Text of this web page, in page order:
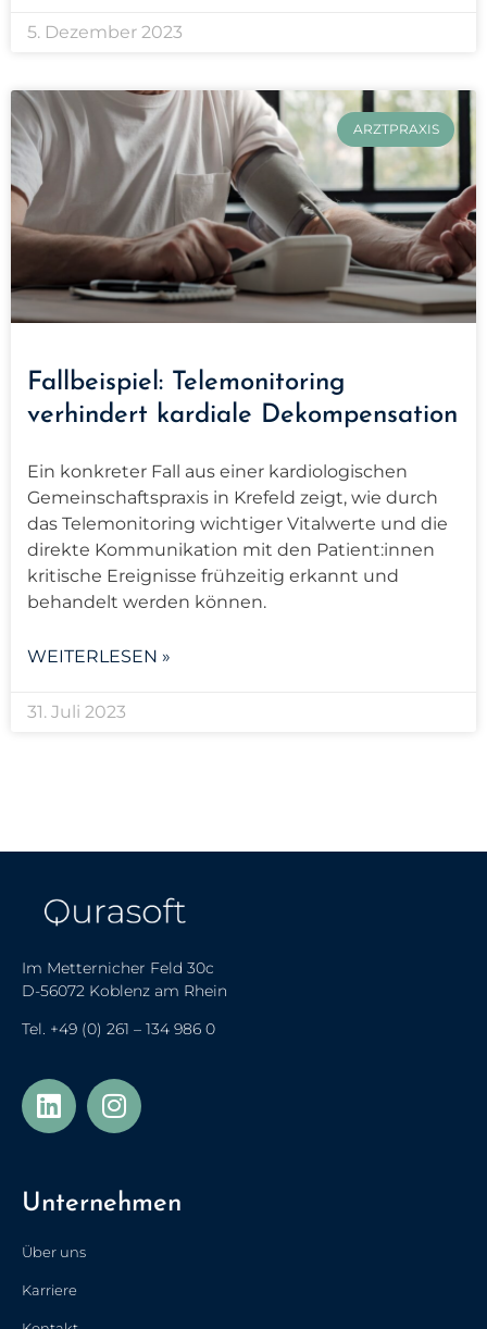
5. Dezember 2023
ARZTPRAXIS
Fallbeispiel: Telemonitoring
verhindert kardiale Dekompensation
Ein konkreter Fall aus einer kardiologischen
Gemeinschaftspraxis in Krefeld zeigt, wie durch
das Telemonitoring wichtiger Vitalwerte und die
direkte Kommunikation mit den Patient:innen
kritische Ereignisse frühzeitig erkannt und
behandelt werden können.
WEITERLESEN »
31. Juli 2023
Im Metternicher Feld 30c
D-56072 Koblenz am Rhein
Tel. +49 (0) 261 – 134 986 0
Unternehmen
Über uns
Karriere